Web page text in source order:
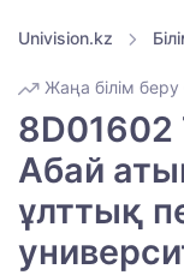
Univision.kz
Жаңа білім
8D01602
Абай
ұлттық